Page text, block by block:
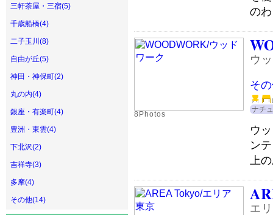
三軒茶屋・三宿(5)
千歳船橋(4)
二子玉川(8)
自由が丘(5)
神田・神保町(2)
丸の内(4)
銀座・有楽町(4)
豊洲・東雲(4)
下北沢(2)
吉祥寺(3)
多摩(4)
その他(14)
の
8Photos
ウ
そ
ナチ
ウ
ン
上
エ